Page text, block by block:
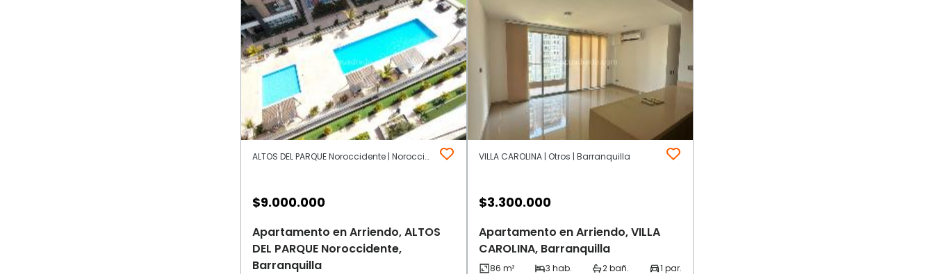
ALTOS DEL PARQUE Noroccidente | Noroccidente | Barranquilla
$9.000.000
Apartamento en Arriendo, ALTOS
DEL PARQUE Noroccidente,
Barranquilla
VILLA CAROLINA | Otros | Barranquilla
$3.300.000
Apartamento en Arriendo, VILLA
CAROLINA, Barranquilla